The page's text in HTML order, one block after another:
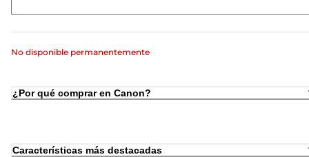
No disponible permanentemente
¿Por qué comprar en Canon?
Características más destacadas